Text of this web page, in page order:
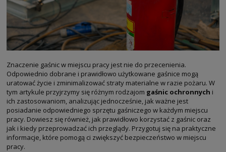
Znaczenie gaśnic w miejscu pracy jest nie do przecenienia.
Odpowiednio dobrane i prawidłowo użytkowane gaśnice mogą
uratować życie i zminimalizować straty materialne w razie pożaru. W
tym artykule przyjrzymy się różnym rodzajom gaśnic ochronnych i
ich zastosowaniom, analizując jednocześnie, jak ważne jest
posiadanie odpowiedniego sprzętu gaśniczego w każdym miejscu
pracy. Dowiesz się również, jak prawidłowo korzystać z gaśnic oraz
jak i kiedy przeprowadzać ich przeglądy. Przygotuj się na praktyczne
informacje, które pomogą ci zwiększyć bezpieczeństwo w miejscu
pracy.